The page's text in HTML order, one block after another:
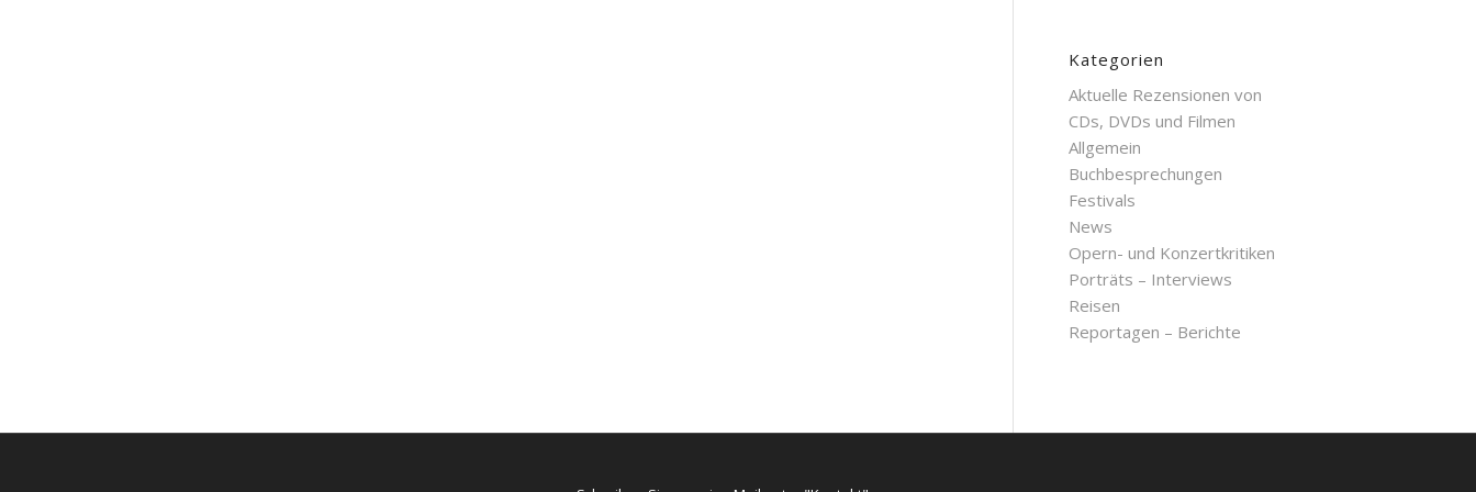
Kategorien
Aktuelle Rezensionen von
CDs, DVDs und Filmen
Allgemein
Buchbesprechungen
Festivals
News
Opern- und Konzertkritiken
Porträts – Interviews
Reisen
Reportagen – Berichte